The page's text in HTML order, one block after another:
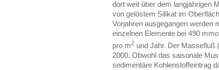
dort weit über dem langjährigen
von gelöstem Silikat im
Vorjahren ausgegangen werden
einzelnen Elemente bei 490
pro m2 und Jahr. Der Massefluß
2000. Obwohl das saisonale
sedimentäre Kohlenstoffeintrag